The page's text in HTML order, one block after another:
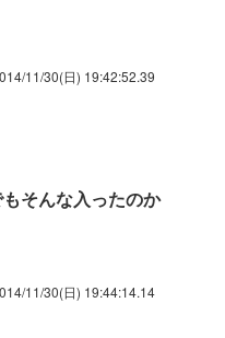
11/30(日) 19:42:52.39
そんな入ったのか
11/30(日) 19:44:14.14